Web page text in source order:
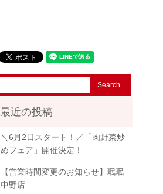
＼6月2日スタート！／「肉野菜炒
めフェア」開催決定！
【営業時間変更のお知らせ】珉珉
中野店